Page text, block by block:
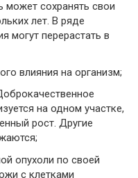
может сохранять свои
лет. В ряде
могут перерастать в
влияния на организм;
на одном участке,
рост. Другие
опухоли по своей
с клетками